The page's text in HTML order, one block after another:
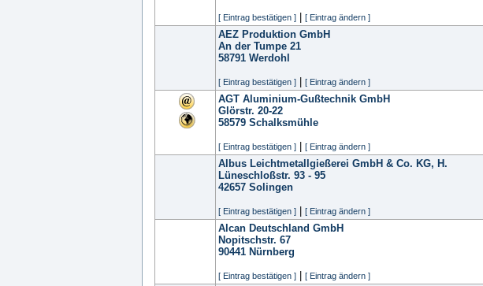
[ Eintrag bestätigen ] [ Eintrag ändern ]
AEZ Produktion GmbH
An der Tumpe 21
58791 Werdohl
[ Eintrag bestätigen ] [ Eintrag ändern ]
AGT Aluminium-Gußtechnik GmbH
Glörstr. 20-22
58579 Schalksmühle
[ Eintrag bestätigen ] [ Eintrag ändern ]
Albus Leichtmetallgießerei GmbH & Co. KG, H.
Lüneschloßstr. 93 - 95
42657 Solingen
[ Eintrag bestätigen ] [ Eintrag ändern ]
Alcan Deutschland GmbH
Nopitschstr. 67
90441 Nürnberg
[ Eintrag bestätigen ] [ Eintrag ändern ]